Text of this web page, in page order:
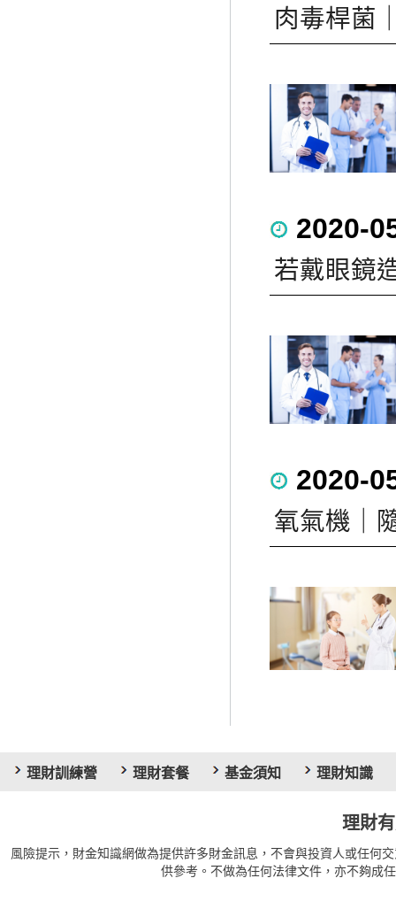
肉毒桿菌
2020-
若戴眼鏡
2020-
氧氣機｜
理財訓練營 理財套餐 基金須知 理財知識
理財
風險提示，財金知識網做為提供許多財金訊息，不會與投資人或任何
供參考。不做為任何法律文件，亦不夠成